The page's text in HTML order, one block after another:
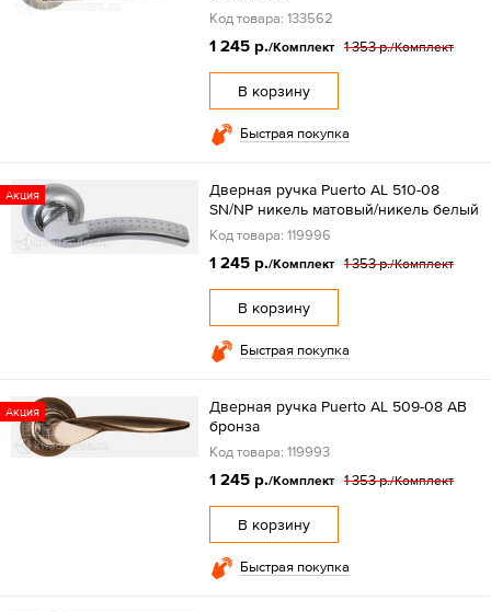
Код товара: 133562
1 245 р./Комплект 1 353 р./Комплект
В корзину
Быстрая покупка
Акция
Дверная ручка Puerto AL 510-08
SN/NP никель матовый/никель белый
Код товара: 119996
1 245 р./Комплект 1 353 р./Комплект
В корзину
Быстрая покупка
Акция
Дверная ручка Puerto AL 509-08 AB
бронза
Код товара: 119993
1 245 р./Комплект 1 353 р./Комплект
В корзину
Быстрая покупка